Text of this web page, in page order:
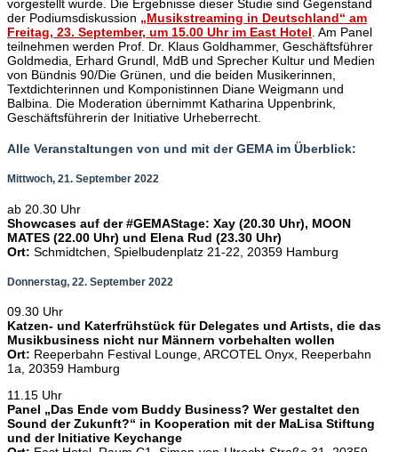
vorgestellt wurde. Die Ergebnisse dieser Studie sind Gegenstand
der Podiumsdiskussion „Musikstreaming in Deutschland“ am
Freitag, 23. September, um 15.00 Uhr im East Hotel. Am Panel
teilnehmen werden Prof. Dr. Klaus Goldhammer, Geschäftsführer
Goldmedia, Erhard Grundl, MdB und Sprecher Kultur und Medien
von Bündnis 90/Die Grünen, und die beiden Musikerinnen,
Textdichterinnen und Komponistinnen Diane Weigmann und
Balbina. Die Moderation übernimmt Katharina Uppenbrink,
Geschäftsführerin der Initiative Urheberrecht.
Alle Veranstaltungen von und mit der GEMA im Überblick:
Mittwoch, 21. September 2022
ab 20.30 Uhr
Showcases auf der #GEMAStage: Xay (20.30 Uhr), MOON
MATES (22.00 Uhr) und Elena Rud (23.30 Uhr)
Ort: Schmidtchen, Spielbudenplatz 21-22, 20359 Hamburg
Donnerstag, 22. September 2022
09.30 Uhr
Katzen- und Katerfrühstück für Delegates und Artists, die das
Musikbusiness nicht nur Männern vorbehalten wollen
Ort: Reeperbahn Festival Lounge, ARCOTEL Onyx, Reeperbahn
1a, 20359 Hamburg
11.15 Uhr
Panel „Das Ende vom Buddy Business? Wer gestaltet den
Sound der Zukunft?“ in Kooperation mit der MaLisa Stiftung
und der Initiative Keychange